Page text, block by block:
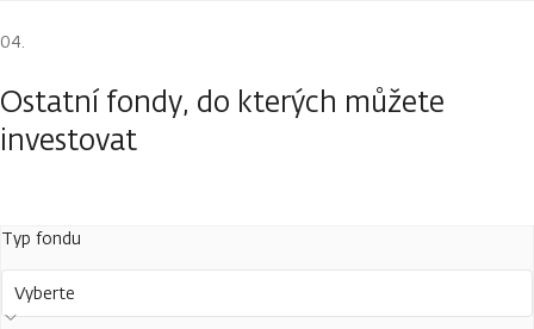
Ostatní fondy, do kterých můžete
investovat
Typ fondu
Vyberte